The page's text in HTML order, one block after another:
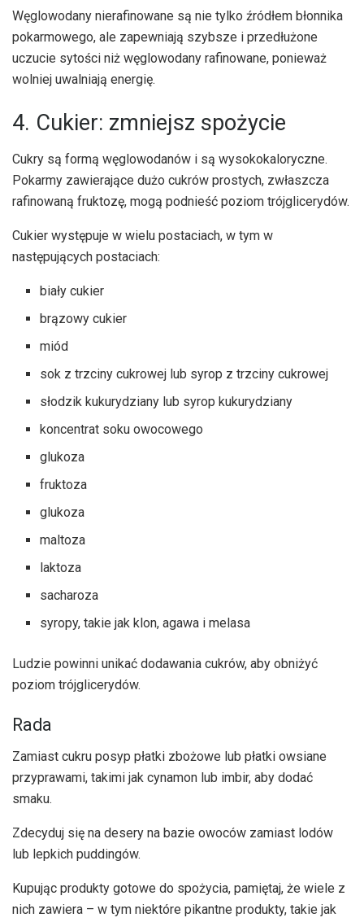
Węglowodany nierafinowane są nie tylko źródłem błonnika
pokarmowego, ale zapewniają szybsze i przedłużone
uczucie sytości niż węglowodany rafinowane, ponieważ
wolniej uwalniają energię.
4. Cukier: zmniejsz spożycie
Cukry są formą węglowodanów i są wysokokaloryczne.
Pokarmy zawierające dużo cukrów prostych, zwłaszcza
rafinowaną fruktozę, mogą podnieść poziom trójglicerydów.
Cukier występuje w wielu postaciach, w tym w
następujących postaciach:
biały cukier
brązowy cukier
miód
sok z trzciny cukrowej lub syrop z trzciny cukrowej
słodzik kukurydziany lub syrop kukurydziany
koncentrat soku owocowego
glukoza
fruktoza
glukoza
maltoza
laktoza
sacharoza
syropy, takie jak klon, agawa i melasa
Ludzie powinni unikać dodawania cukrów, aby obniżyć
poziom trójglicerydów.
Rada
Zamiast cukru posyp płatki zbożowe lub płatki owsiane
przyprawami, takimi jak cynamon lub imbir, aby dodać
smaku.
Zdecyduj się na desery na bazie owoców zamiast lodów
lub lepkich puddingów.
Kupując produkty gotowe do spożycia, pamiętaj, że wiele z
nich zawiera – w tym niektóre pikantne produkty, takie jak